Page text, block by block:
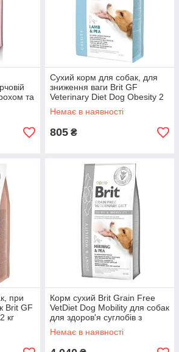
та
Сухий корм для собак, для
зниження ваги Brit GF
Veterinary Diet Dog Obesity 2
кг (ягня)
Немає в наявності
805 ₴
при
Brit GF
кг
Корм сухий Brit Grain Free
VetDiet Dog Mobility для собак
для здоров'я суглобів з
оселедцем лососем 12 кг
Немає в наявності